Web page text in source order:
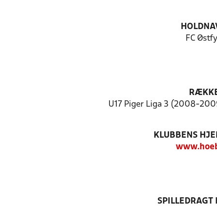
FC
U17 Piger Liga 3 (2008-
KLUBBENS
SPILLEDRAGT